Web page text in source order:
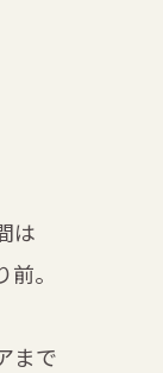
は
。
まで